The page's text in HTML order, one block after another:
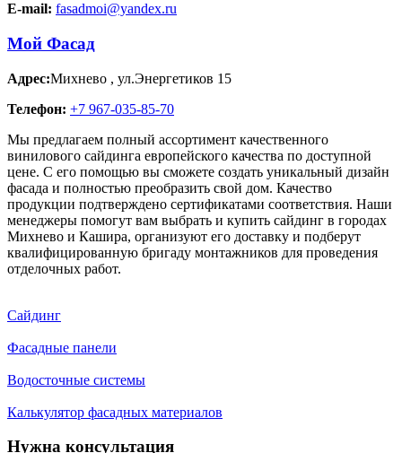
E-mail: fasadmoi@yandex.ru
Мой Фасад
Адрес:Михнево , ул.Энергетиков 15
Телефон: +7 967-035-85-70
Мы предлагаем полный ассортимент качественного
винилового сайдинга европейского качества по доступной
цене. С его помощью вы сможете создать уникальный дизайн
фасада и полностью преобразить свой дом. Качество
продукции подтверждено сертификатами соответствия. Наши
менеджеры помогут вам выбрать и купить сайдинг в городах
Михнево и Кашира, организуют его доставку и подберут
квалифицированную бригаду монтажников для проведения
отделочных работ.
Сайдинг
Фасадные панели
Водосточные системы
Калькулятор фасадных материалов
Нужна консультация